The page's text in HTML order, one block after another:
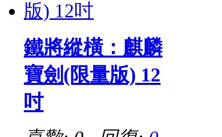
鐵將縱橫：麒麟
寶劍(限量版) 12
吋